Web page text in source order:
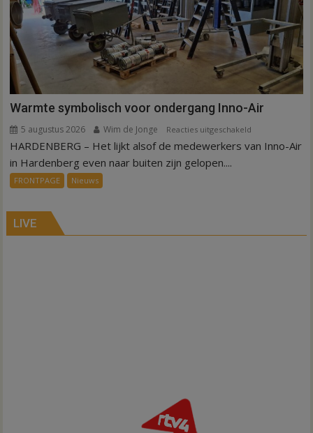
Sibculo
Warmte symbolisch voor ondergang Inno-Air
5 augustus 2026 Wim de Jonge Reacties uitgeschakeld
Warmte
HARDENBERG – Het lijkt alsof de medewerkers van Inno-Air
in Hardenberg even naar buiten zijn gelopen....
FRONTPAGE Nieuws
LIVE